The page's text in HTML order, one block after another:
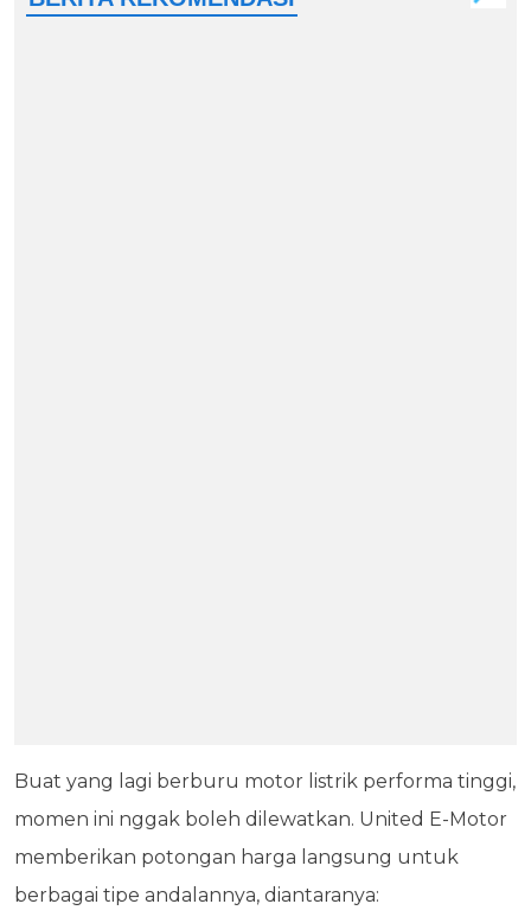
Buat yang lagi berburu motor listrik performa tinggi,
momen ini nggak boleh dilewatkan. United E-Motor
memberikan potongan harga langsung untuk
berbagai tipe andalannya, diantaranya: